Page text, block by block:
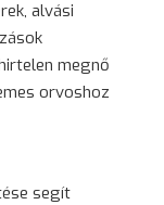
alvási
megnő
orvoshoz
segít